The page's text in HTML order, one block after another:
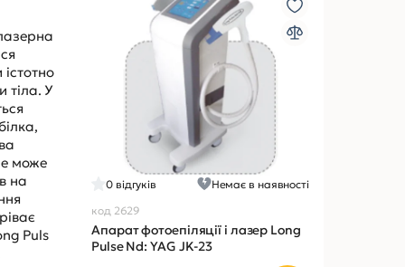
тіла. У
може
на
Puls
0 відгуків
Немає в наявності
код 2629
Апарат фотоепіляції і лазер Long
Pulse Nd: YAG JK-23